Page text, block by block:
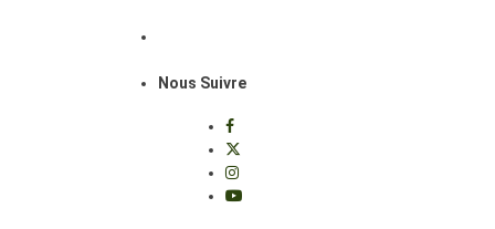
Nous Suivre